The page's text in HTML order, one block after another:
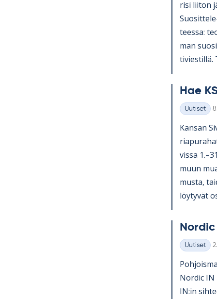
risi lii­ton
teessa:
man
ti­vies­tillä.
Hae
Kategoriat
Uutiset
Kan­san
vissa
muun
musta,
löy­ty­vät
Kategoriat
Uutiset
Nor­dic IN
IN:in